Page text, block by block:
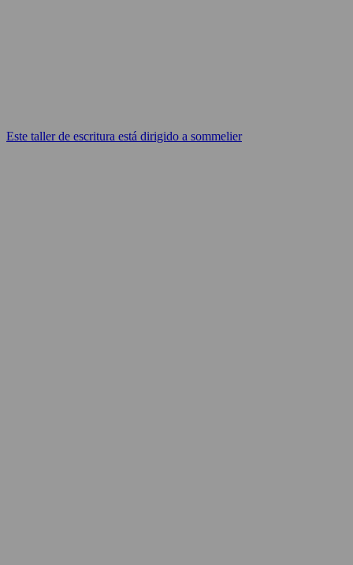
Este taller de escritura está dirigido a sommelier